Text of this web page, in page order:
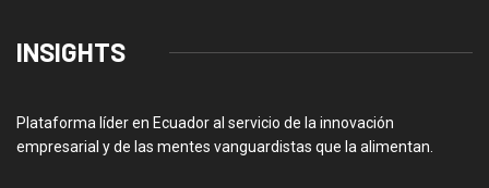
INSIGHTS
Plataforma líder en Ecuador al servicio de la innovación
empresarial y de las mentes vanguardistas que la alimentan.